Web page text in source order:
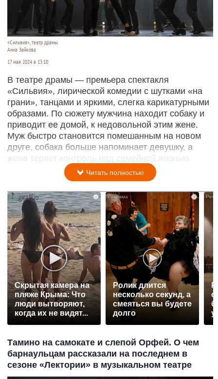
«Сильвия», театр драмы.
Анна Зайкова
17 мая 2024 в 13:10
В театре драмы — премьера спектакля
«Сильвия», лирической комедии с шутками «на
грани», танцами и яркими, слегка карикатурными
образами. По сюжету мужчина находит собаку и
приводит ее домой, к недовольной этим жене.
Муж быстро становится помешанным на новом
друге, собака больше напоминает девушку, а
жена теряет контроль над семейной жизнью.
Читать полностью
i
Скрытая камера на
пляже Крыма: Что
люди вытворяют,
когда их не видят...
Ролик длится
несколько секунд, а
смеяться вы будете
долго
Тамино на самокате и слепой Орфей. О чем
барнаульцам рассказали на последнем в
сезоне «Лектории» в музыкальном театре